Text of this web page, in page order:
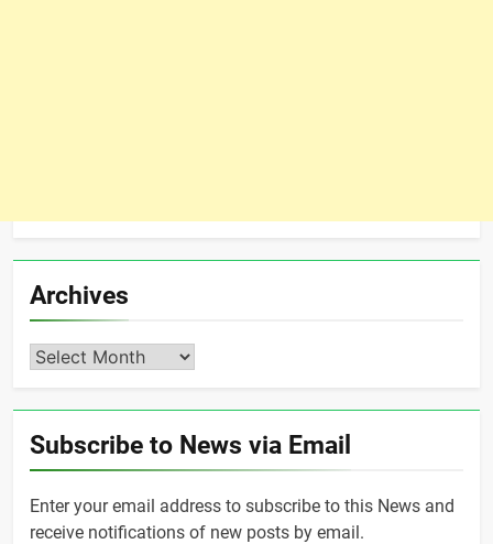
Archives
Archives
Subscribe to News via Email
Enter your email address to subscribe to this News and
receive notifications of new posts by email.